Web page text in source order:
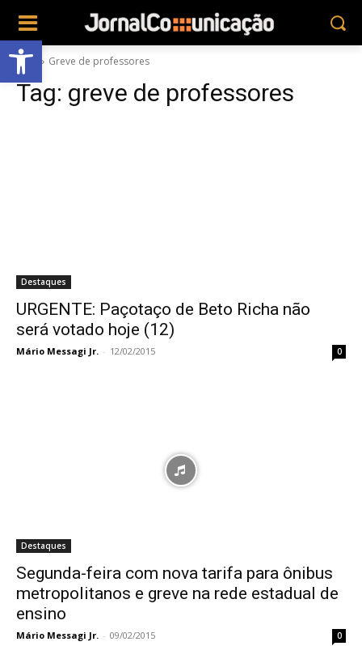
Abrir a barra de ferramentas
Tags Greve de professores
Tag: greve de professores
Destaques
URGENTE: Paçotaço de Beto Richa não
será votado hoje (12)
Mário Messagi Jr. - 12/02/2015 0
Destaques
Segunda-feira com nova tarifa para ônibus
metropolitanos e greve na rede estadual de
ensino
Mário Messagi Jr. - 09/02/2015 0